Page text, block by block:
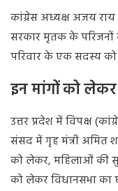
कांग्रेस अध्यक्ष अजय
सरकार मृतक के परिजनों
परिवार के एक सदस्य को
इन मांगों को
उत्तर प्रदेश में विपक्ष
संसद में गृह मंत्री अमित
को लेकर, महिलाओं की
को लेकर विधानसभा का